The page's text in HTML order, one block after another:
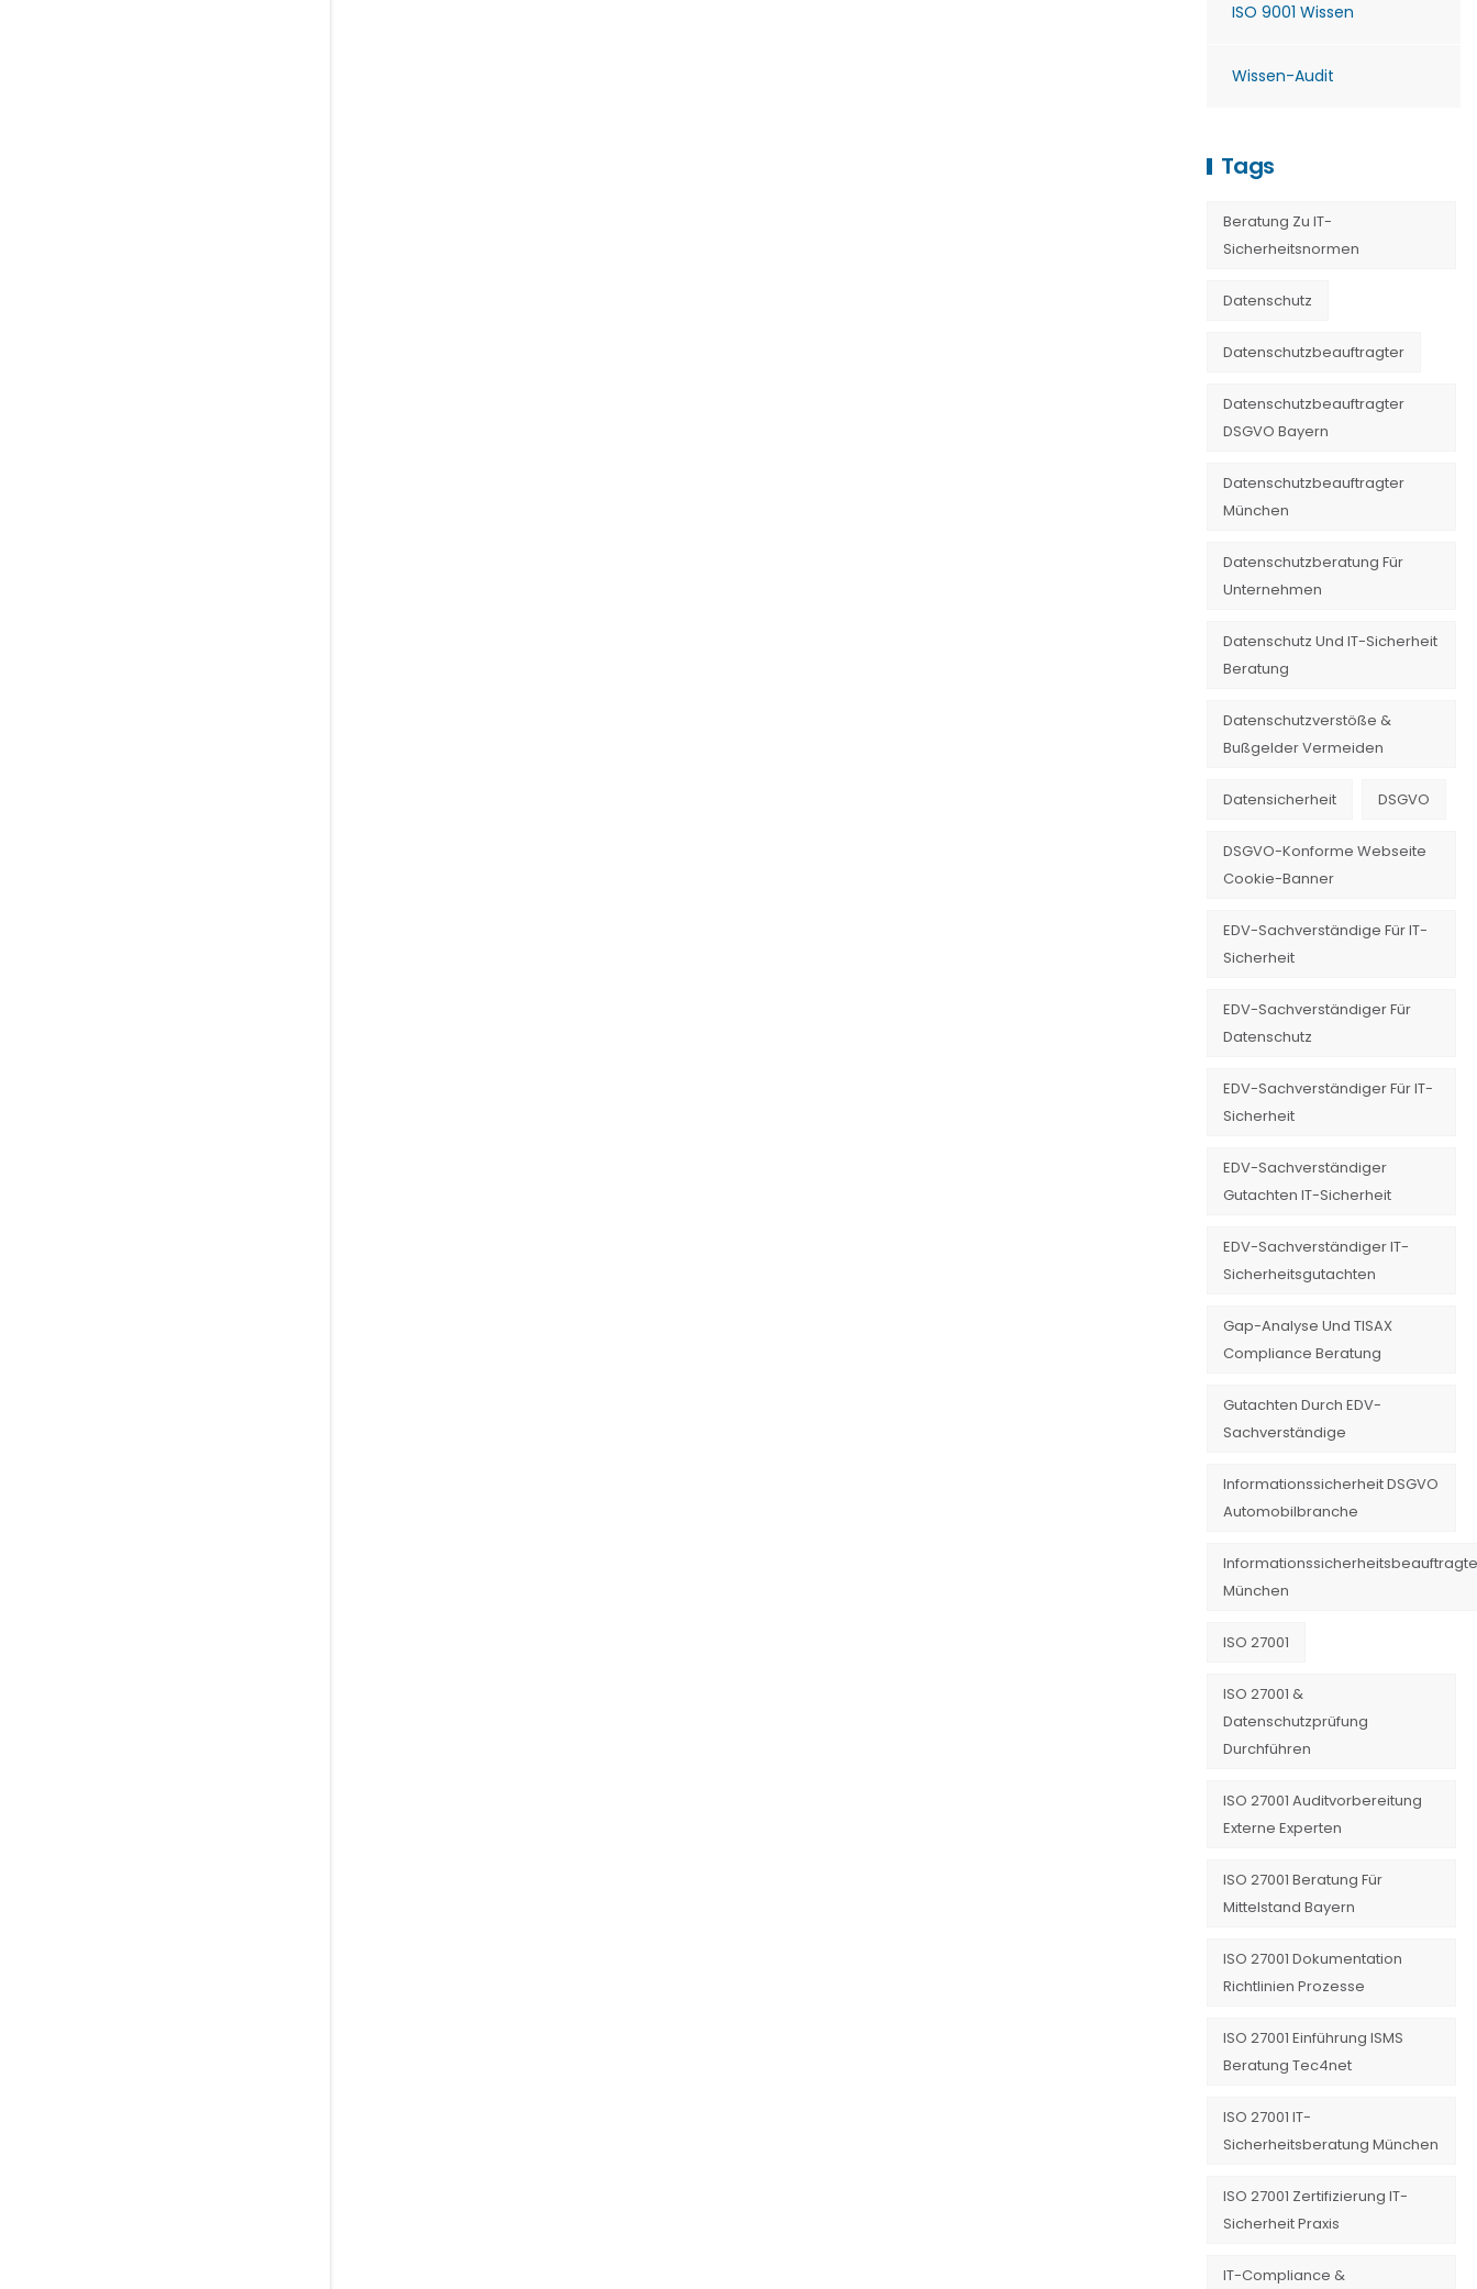
ISO 9001 Wissen
Wissen-Audit
Tags
Beratung Zu IT-
Sicherheitsnormen
Datenschutz
Datenschutzbeauftragter
Datenschutzbeauftragter
DSGVO Bayern
Datenschutzbeauftragter
München
Datenschutzberatung Für
Unternehmen
Datenschutz Und IT-Sicherheit
Beratung
Datenschutzverstöße &
Bußgelder Vermeiden
Datensicherheit DSGVO
DSGVO-Konforme Webseite
Cookie-Banner
EDV-Sachverständige Für IT-
Sicherheit
EDV-Sachverständiger Für
Datenschutz
EDV-Sachverständiger Für IT-
Sicherheit
EDV-Sachverständiger
Gutachten IT-Sicherheit
EDV-Sachverständiger IT-
Sicherheitsgutachten
Gap-Analyse Und TISAX
Compliance Beratung
Gutachten Durch EDV-
Sachverständige
Informationssicherheit DSGVO
Automobilbranche
München
ISO 27001
ISO 27001 &
Datenschutzprüfung
Durchführen
ISO 27001 Auditvorbereitung
Externe Experten
ISO 27001 Beratung Für
Mittelstand Bayern
ISO 27001 Dokumentation
Richtlinien Prozesse
ISO 27001 Einführung ISMS
Beratung Tec4net
ISO 27001 IT-
Sicherheitsberatung München
ISO 27001 Zertifizierung IT-
Sicherheit Praxis
IT-Compliance &